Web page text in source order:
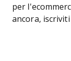
per
ancora, iscriviti